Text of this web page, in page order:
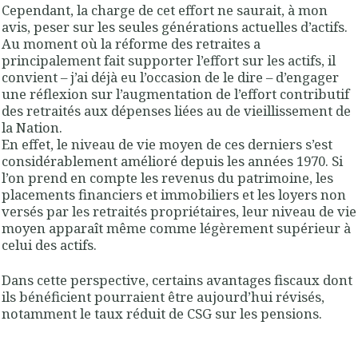
Cependant, la charge de cet effort ne saurait, à mon
avis, peser sur les seules générations actuelles d’actifs.
Au moment où la réforme des retraites a
principalement fait supporter l’effort sur les actifs, il
convient – j’ai déjà eu l’occasion de le dire – d’engager
une réflexion sur l’augmentation de l’effort contributif
des retraités aux dépenses liées au de vieillissement de
la Nation.
En effet, le niveau de vie moyen de ces derniers s’est
considérablement amélioré depuis les années 1970. Si
l’on prend en compte les revenus du patrimoine, les
placements financiers et immobiliers et les loyers non
versés par les retraités propriétaires, leur niveau de vie
moyen apparaît même comme légèrement supérieur à
celui des actifs.
Dans cette perspective, certains avantages fiscaux dont
ils bénéficient pourraient être aujourd’hui révisés,
notamment le taux réduit de CSG sur les pensions.